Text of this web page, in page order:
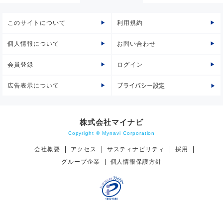
このサイトについて 利用規約
個人情報について お問い合わせ
会員登録 ログイン
広告表示について プライバシー設定
株式会社マイナビ
Copyright © Mynavi Corporation
会社概要 アクセス サスティナビリティ
採用
グループ企業
個人情報保護方針